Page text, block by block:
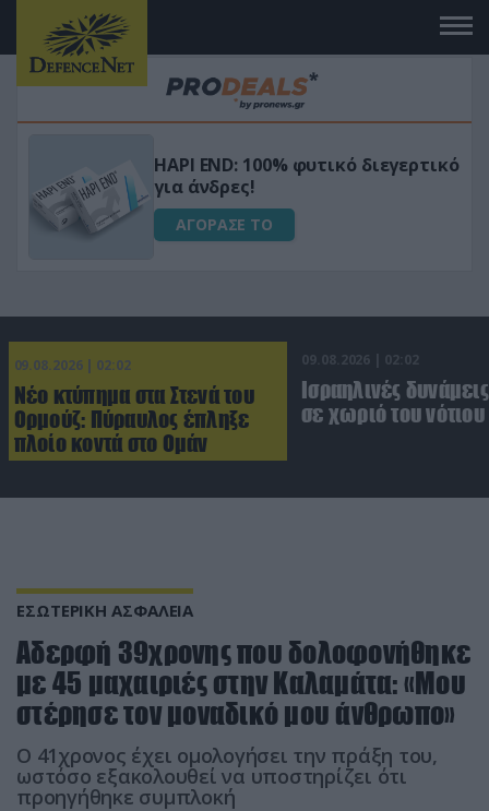
Μεταμόρφωσε τον κήπο σου με το
Ultra Box Μίνι Αλυσοπρίονο με
μπαταρία λιθίου
ΑΓΟΡΑΣΕ ΤΟ
09.08.2026 | 02:02
Νέο κτύπημα στα Στενά του
Ορμούζ: Πύραυλος έπληξε
πλοίο κοντά στο Ομάν
09.08.2026 | 02:02
Ισραηλινές
σε χωριό του
ΕΣΩΤΕΡΙΚΗ ΑΣΦΑΛΕΙΑ
Αδερφή 39χρονης που δολοφονήθηκε
με 45 μαχαιριές στην Καλαμάτα: «Μου
στέρησε τον μοναδικό μου άνθρωπο»
Ο 41χρονος έχει ομολογήσει την πράξη του,
ωστόσο εξακολουθεί να υποστηρίζει ότι
προηγήθηκε συμπλοκή